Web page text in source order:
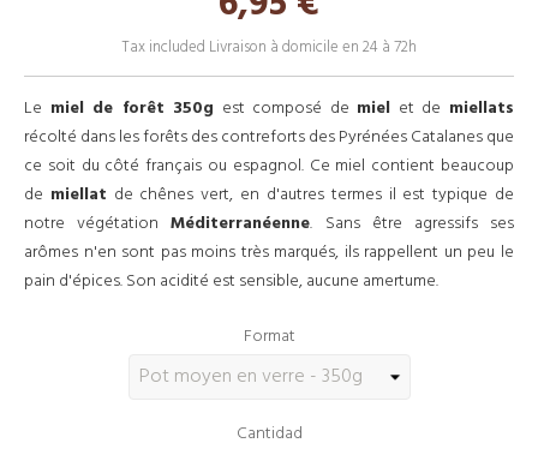
Tax included Livraison à domicile en 24 à 72h
Le miel de forêt 350g est composé de miel et de miellats
récolté dans les forêts des contreforts des Pyrénées Catalanes que
ce soit du côté français ou espagnol. Ce miel contient beaucoup
de miellat de chênes vert, en d'autres termes il est typique de
notre végétationMéditerranéenne. Sans être agressifs ses
arômes n'en sont pas moins très marqués, ils rappellent un peu le
pain d'épices. Son acidité est sensible, aucune amertume.
Format
Cantidad